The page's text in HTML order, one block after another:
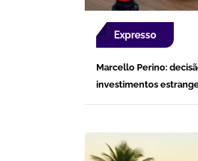
Expresso
Marcello Perino:
investimentos